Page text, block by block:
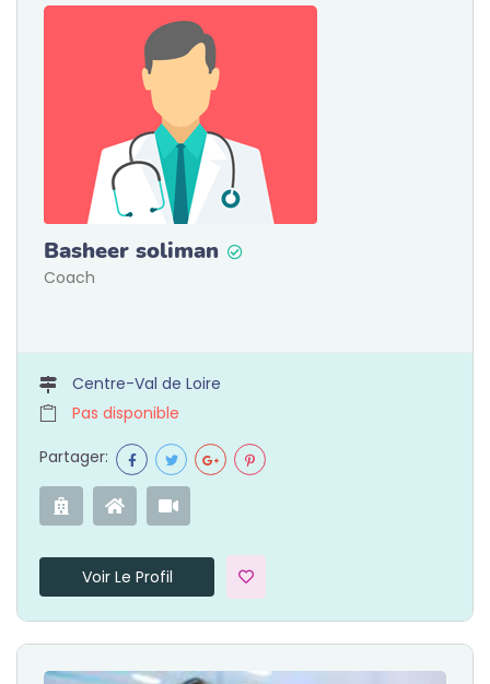
Basheer soliman
Coach
Centre-Val de Loire
Pas disponible
Partager:
Voir Le Profil